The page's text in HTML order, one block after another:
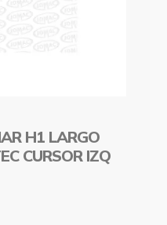
H1 LARGO
CURSOR IZQ